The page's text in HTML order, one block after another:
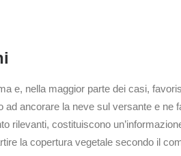
e, nella maggior parte dei casi,
ancorare la neve sul versante e ne
rilevanti, costituiscono
la copertura vegetale secondo il